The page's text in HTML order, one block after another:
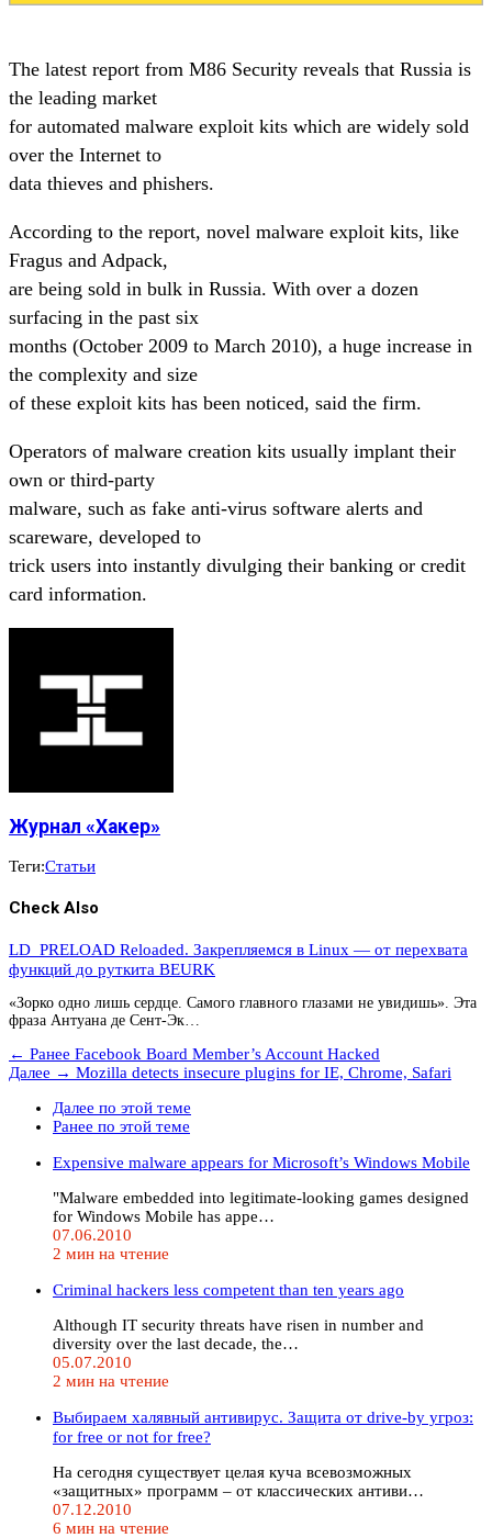
The latest report from M86 Security reveals that Russia is
the leading market
for automated malware exploit kits which are widely sold
over the Internet to
data thieves and phishers.
According to the report, novel malware exploit kits, like
Fragus and Adpack,
are being sold in bulk in Russia. With over a dozen
surfacing in the past six
months (October 2009 to March 2010), a huge increase in
the complexity and size
of these exploit kits has been noticed, said the firm.
Operators of malware creation kits usually implant their
own or third-party
malware, such as fake anti-virus software alerts and
scareware, developed to
trick users into instantly divulging their banking or credit
card information.
Журнал «Хакер»
Теги:Статьи
Check Also
LD_PRELOAD Reloaded. Закрепляемся в Linux — от перехвата
функций до руткита BEURK
«Зорко одно лишь сердце. Самого главного глазами не увидишь». Эта
фраза Антуана де Сент-Эк…
← Ранее Facebook Board Member’s Account Hacked
Далее → Mozilla detects insecure plugins for IE, Chrome, Safari
Далее по этой теме
Ранее по этой теме
Expensive malware appears for Microsoft’s Windows Mobile
"Malware embedded into legitimate-looking games designed
for Windows Mobile has appe…
07.06.2010
2 мин на чтение
Criminal hackers less competent than ten years ago
Although IT security threats have risen in number and
diversity over the last decade, the…
05.07.2010
2 мин на чтение
Выбираем халявный антивирус. Защита от drive-by угроз:
for free or not for free?
На сегодня существует целая куча всевозможных
«защитных» программ – от классических антиви…
07.12.2010
6 мин на чтение